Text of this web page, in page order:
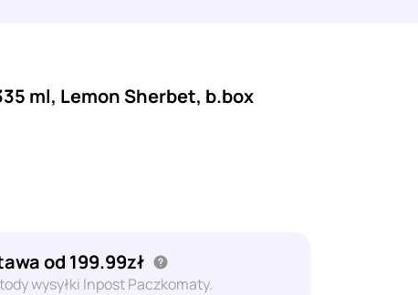
ml, Lemon Sherbet, b.box
od 199.99zł
wysyłki Inpost Paczkomaty.